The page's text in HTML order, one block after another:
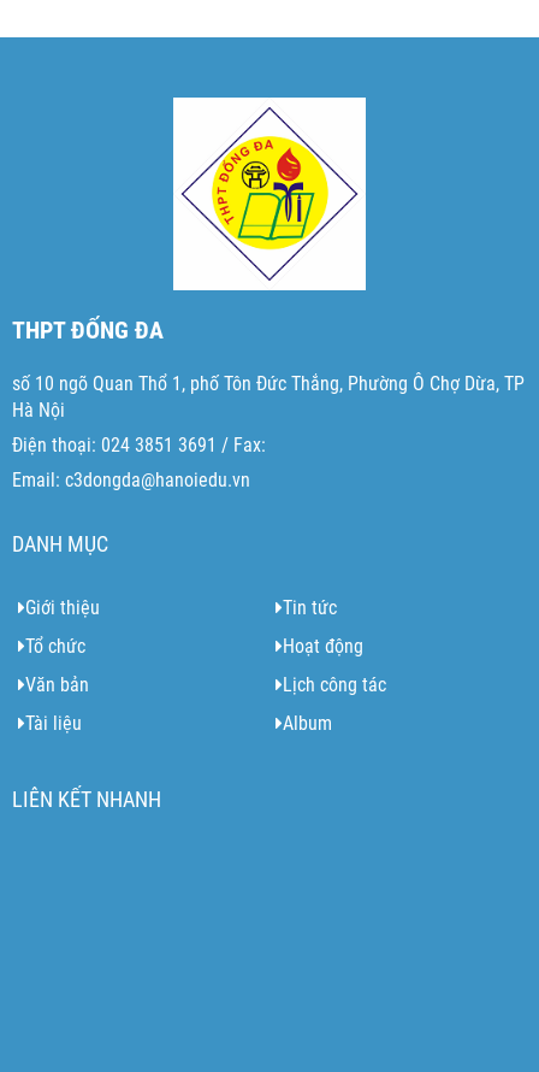
THPT ĐỐNG ĐA
số 10 ngõ Quan Thổ 1, phố Tôn Đức Thắng, Phường Ô Chợ Dừa, TP
Hà Nội
Điện thoại: 024 3851 3691 / Fax:
Email: c3dongda@hanoiedu.vn
DANH MỤC
Giới thiệu
Tin tức
Tổ chức
Hoạt động
Văn bản
Lịch công tác
Tài liệu
Album
LIÊN KẾT NHANH